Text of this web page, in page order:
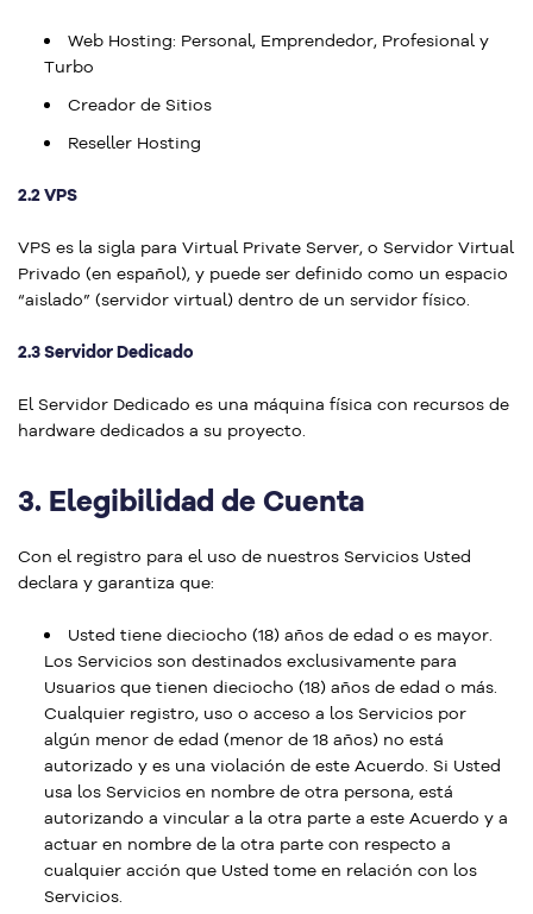
Web Hosting: Personal, Emprendedor, Profesional y
Turbo
Creador de Sitios
Reseller Hosting
2.2 VPS
VPS es la sigla para Virtual Private Server, o Servidor Virtual
Privado (en español), y puede ser definido como un espacio
“aislado” (servidor virtual) dentro de un servidor físico.
2.3 Servidor Dedicado
El Servidor Dedicado es una máquina física con recursos de
hardware dedicados a su proyecto.
3. Elegibilidad de Cuenta
Con el registro para el uso de nuestros Servicios Usted
declara y garantiza que:
Usted tiene dieciocho (18) años de edad o es mayor.
Los Servicios son destinados exclusivamente para
Usuarios que tienen dieciocho (18) años de edad o más.
Cualquier registro, uso o acceso a los Servicios por
algún menor de edad (menor de 18 años) no está
autorizado y es una violación de este Acuerdo. Si Usted
usa los Servicios en nombre de otra persona, está
autorizando a vincular a la otra parte a este Acuerdo y a
actuar en nombre de la otra parte con respecto a
cualquier acción que Usted tome en relación con los
Servicios.